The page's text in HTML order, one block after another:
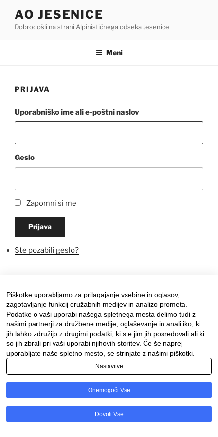
vsebino
AO JESENICE
Dobrodošli na strani Alpinističnega odseka Jesenice
Meni
PRIJAVA
Uporabniško ime ali e-poštni naslov
Geslo
Zapomni si me
Prijava
Ste pozabili geslo?
FacebookInstagram
Ponosno uporablja tehnologijo WordPress
Piškotke uporabljamo za prilagajanje vsebine in oglasov,
zagotavljanje funkcij družabnih medijev in analizo prometa.
Podatke o vaši uporabi našega spletnega mesta delimo tudi z
našimi partnerji za družbene medije, oglaševanje in analitiko, ki
jih lahko združijo z drugimi podatki, ki ste jim jih posredovali ali ki
so jih zbrali pri vaši uporabi njihovih storitev. Če še naprej
uporabljate naše spletno mesto, se strinjate z našimi piškotki.
Nastavitve
Onemogoči Vse
Dovoli Vse